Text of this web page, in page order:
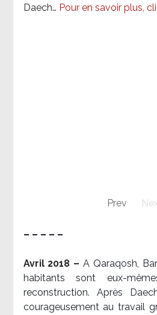
Daech… Pour en savoir plus,
Prev
– – – – –
Avril 2018 –A Qaraqosh,
habitants sont eux-
reconstruction. Après
courageusement au travail